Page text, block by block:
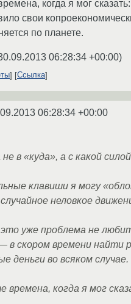
когда я мог
свои
по планете.
06:28:34 +00:00)
Ссылка
06:28:34 +00:00
в «куда», а с какой
клавиши я могу
неловкое
уже проблема не
в скором времени найти
деньги во всяком случае.
времена, когда я мог